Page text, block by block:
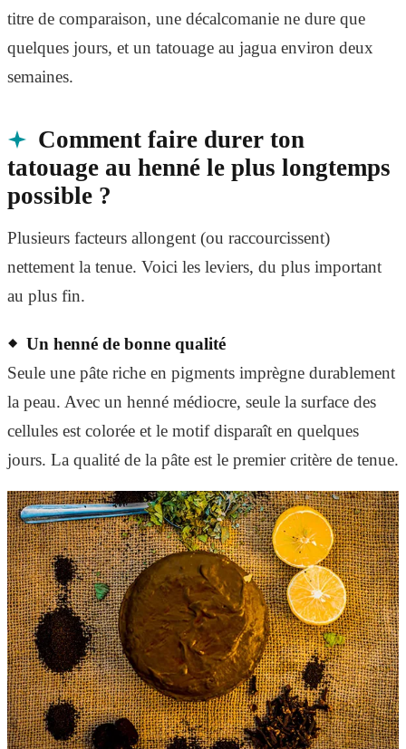
titre de comparaison, une décalcomanie ne dure que
quelques jours, et un tatouage au jagua environ deux
semaines.
Comment faire durer ton
tatouage au henné le plus longtemps
possible ?
Plusieurs facteurs allongent (ou raccourcissent)
nettement la tenue. Voici les leviers, du plus important
au plus fin.
Un henné de bonne qualité
Seule une pâte riche en pigments imprègne durablement
la peau. Avec un henné médiocre, seule la surface des
cellules est colorée et le motif disparaît en quelques
jours. La qualité de la pâte est le premier critère de tenue.